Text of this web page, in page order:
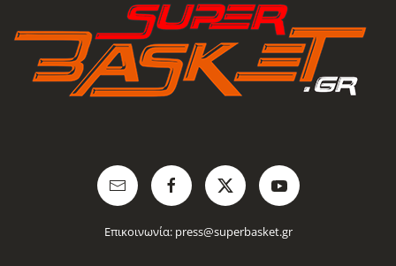
Επικοινωνία: press@superbasket.gr